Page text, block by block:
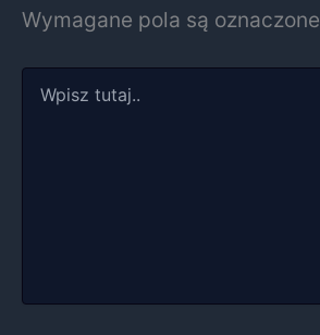
Wymagane pola są oznaczone
tutaj..